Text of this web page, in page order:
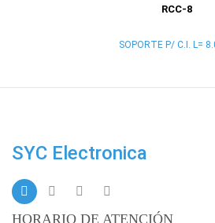
RCC-8
SOPORTE P/ C.I. L=
SYC Electronica
HORARIO DE ATENCIÓN